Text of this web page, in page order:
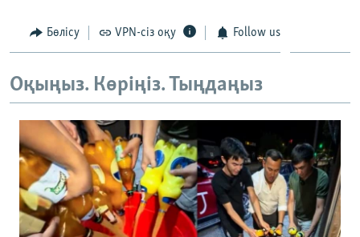
Бөлісу VPN-сіз оқу Follow us
Оқыңыз. Көріңіз. Тыңдаңыз